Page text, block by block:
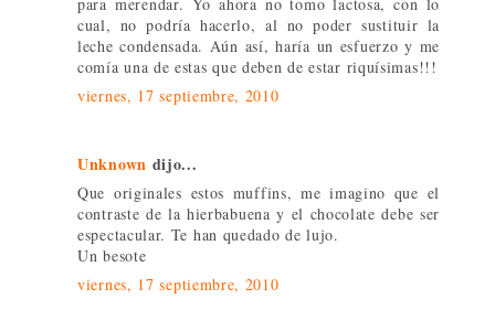
cual, no podría hacerlo, al no poder sustituir la
leche condensada. Aún así, haría un esfuerzo y me
comía una de estas que deben de estar riquísimas!!!
viernes, 17 septiembre, 2010
Unknown dijo...
Que originales estos muffins, me imagino que el
contraste de la hierbabuena y el chocolate debe ser
espectacular. Te han quedado de lujo.
Un besote
viernes, 17 septiembre, 2010